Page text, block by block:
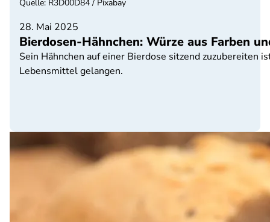
28. Mai 2025
Bierdosen-Hähnchen: Würze aus Farben
Sein Hähnchen auf einer Bierdose sitzend zuzubereiten
Lebensmittel gelangen.
Quelle: R3D00D84 / Pixabay